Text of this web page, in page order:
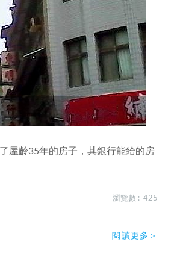
屋齡35年的房子，其銀行能給的房
瀏覽數 : 425
閱讀更多＞